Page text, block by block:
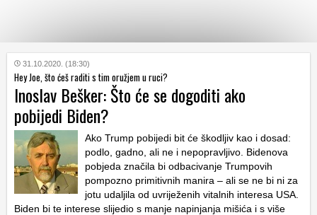
KATEGORIJE
HRVATSKI
WEB
31.10.2020. (18:30)
Hey Joe, što ćeš raditi s tim oružjem u ruci?
Inoslav Bešker: Što će se dogoditi ako
pobijedi Biden?
Ako Trump pobijedi bit će škodljiv kao i dosad:
podlo, gadno, ali ne i nepopravljivo. Bidenova
pobjeda značila bi odbacivanje Trumpovih
pompozno primitivnih manira – ali se ne bi ni za
jotu udaljila od uvriježenih vitalnih interesa USA.
Biden bi te interese slijedio s manje napinjanja mišića i s više